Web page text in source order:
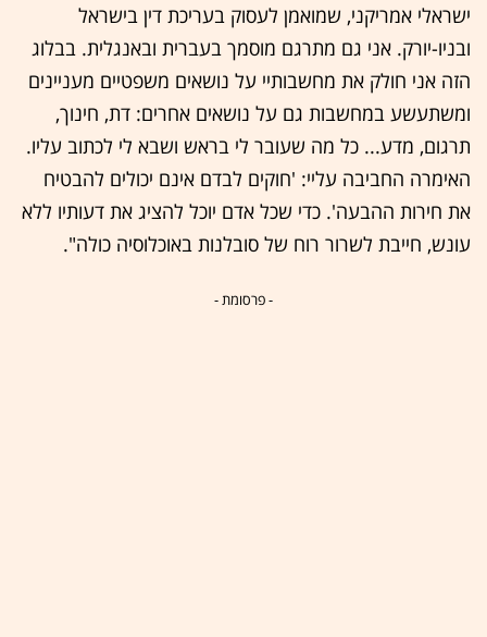
ישראלי אמריקני, שמואמן לעסוק בעריכת דין בישראל
ובניו-יורק. אני גם מתרגם מוסמך בעברית ובאנגלית. בבלוג
הזה אני חולק את מחשבותיי על נושאים משפטיים מעניינים
ומשתעשע במחשבות גם על נושאים אחרים: דת, חינוך,
תרגום, מדע... כל מה שעובר לי בראש ושבא לי לכתוב עליו.
האימרה החביבה עליי: 'חוקים לבדם אינם יכולים להבטיח
את חירות ההבעה'. כדי שכל אדם יוכל להציג את דעותיו ללא
עונש, חייבת לשרור רוח של סובלנות באוכלוסיה כולה".
- פרסומת -